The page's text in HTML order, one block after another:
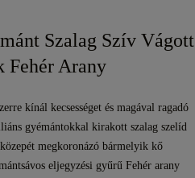
Szalag Szív Vágott
Fehér Arany
kínál kecsességet és magával ragadó
gyémántokkal kirakott szalag szelíd
megkoronázó bármelyik kő
eljegyzési gyűrű Fehér arany